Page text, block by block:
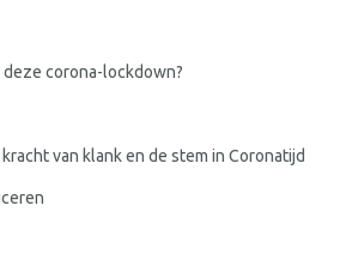
corona-lockdown?
van klank en de stem in Coronatijd